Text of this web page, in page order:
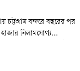
চট্টগ্রাম বন্দরে বছরের পর
নিলামযোগ্য
দখল করে থাকায় পণ্য